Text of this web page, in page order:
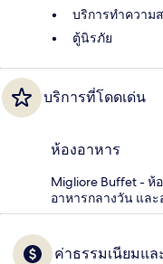
บริการทำความ
ตู้นิรภัย
บริการที่โดดเด่น
ห้องอาหาร
Migliore Buffet - ห้
อาหารกลางวัน แล
ค่าธรรมเนียมแล